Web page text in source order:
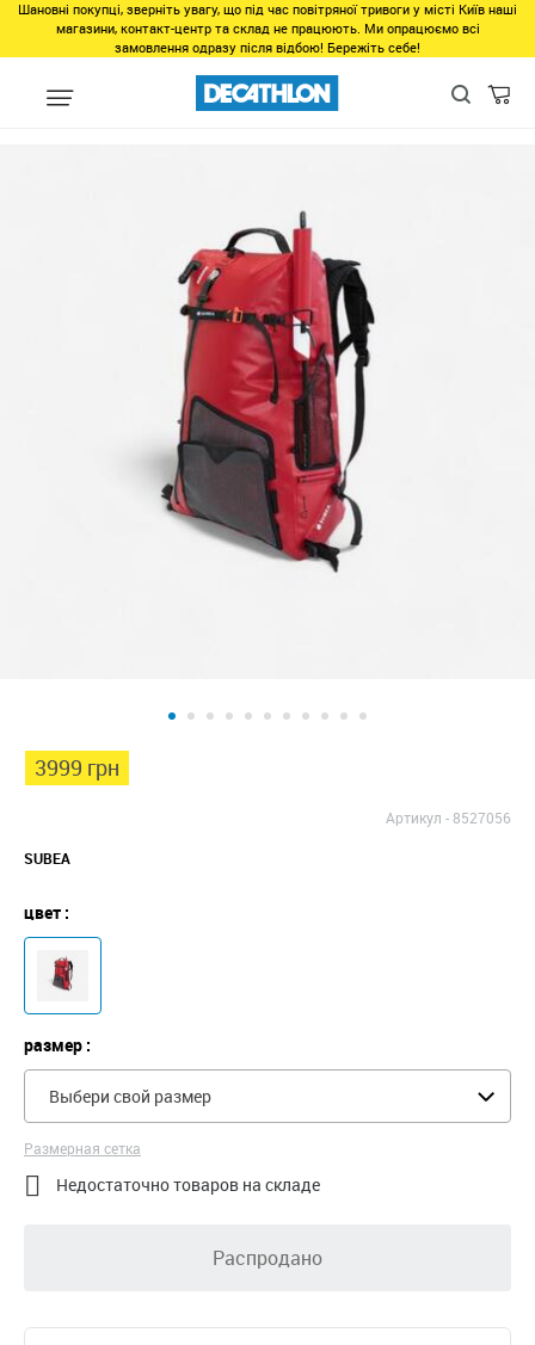
Шановні покупці, зверніть увагу, що під час повітряної тривоги у місті Київ наші
магазини, контакт-центр та склад не працюють. Ми опрацюємо всі
замовлення одразу після відбою! Бережіть себе!
Распродажа Останні розміри все для плавання Буй-рюкзак
3999 грн
Артикул -8527056
SUBEA
цвет :
размер :
Выбери свой размер
Размерная сетка
 Недостаточно товаров на складе
Распродано